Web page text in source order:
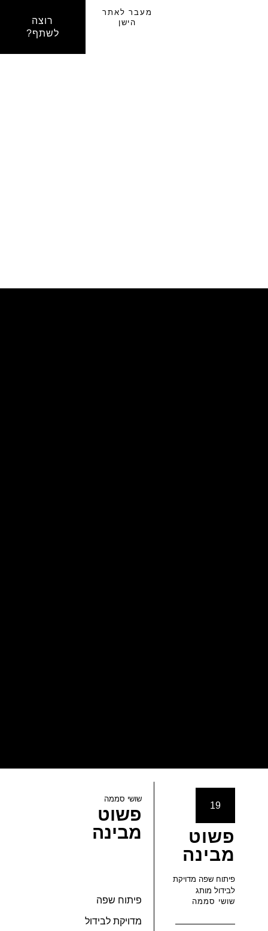
מעבר לאתר
הישן
רוצה
לשתף?
19
פשוט
מבינה
פיתוח שפה מדויקת
לבידול מותג
שושי סממה
שושי סממה
פשוט
מבינה
פיתוח שפה
מדויקת לבידול